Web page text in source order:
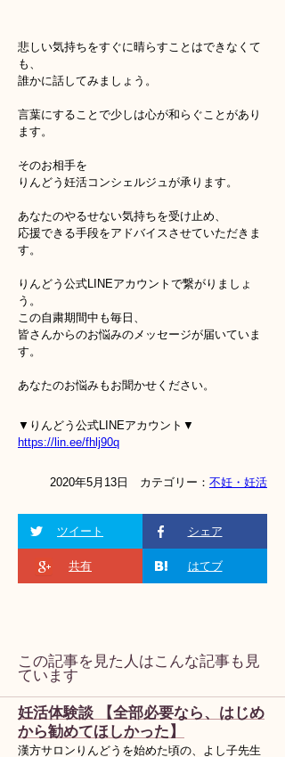
悲しい気持ちをすぐに晴らすことはできなくて
も、
誰かに話してみましょう。
言葉にすることで少しは心が和らぐことがあり
ます。
そのお相手を
りんどう妊活コンシェルジュが承ります。
あなたのやるせない気持ちを受け止め、
応援できる手段をアドバイスさせていただきま
す。
りんどう公式LINEアカウントで繋がりましょ
う。
この自粛期間中も毎日、
皆さんからのお悩みのメッセージが届いていま
す。
あなたのお悩みもお聞かせください。
▼りんどう公式LINEアカウント▼
https://lin.ee/fhlj90q
2020年5月13日 カテゴリー： 不妊・妊活
ツイート シェア
共有 はてブ
この記事を見た人はこんな記事も見
ています
妊活体験談 【全部必要なら、はじめ
から勧めてほしかった】
漢方サロンりんどうを始めた頃の、よし子先生